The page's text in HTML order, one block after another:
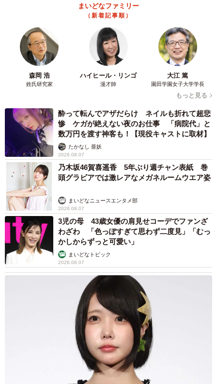
3/3
がんばれマーヤ！
マーヤの「生きたい」という気持ち、しあわせの種たち関
係者の思いと行動を前に、改めて1頭ごとに与えられた命の
尊さとその重みを痛感しました。マーヤの体調が回復に向
かい、より多くの笑顔を見せてくれることを願うばかりで
す。
認定NPO法人しあわせの種たち
https://shiawasenotanetachi.amebaownd.com/
まいどなファミリー
（新着記事順）
森岡 浩
姓氏研究家
ハイヒール・リンゴ
漫才師
大江 篤
園田学園女子大学学長
もっと見る
酔って転んでアザだらけ ネイルも折れて超悲
惨 ケガが絶えない夜のお仕事 「病院代」と
数万円を渡す神客も！【現役キャストに取材】
たかなし 亜妖
2026.08.07
乃木坂46賀喜遥香 5年ぶり週チャン表紙 巻
頭グラビアでは激レアなメガネルームウエア姿
まいどなニュースエンタメ部
2026.08.07
3児の母 43歳女優の肩見せコーデでファンざ
わざわ 「色っぽすぎて思わず二度見」「むっ
かしからずっと可愛い」
まいどなトピック
2026.08.07